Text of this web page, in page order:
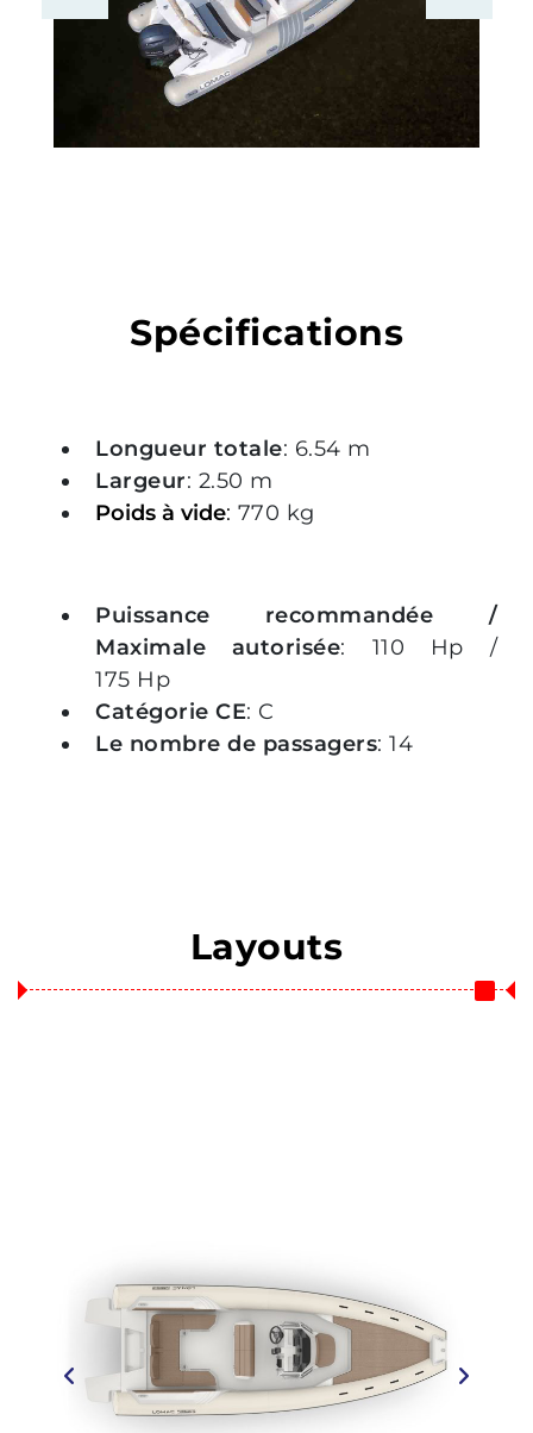
Spécifications
Longueur totale: 6.54 m
Largeur: 2.50 m
Poids à vide: 770 kg
Puissance recommandée /
Maximale autorisée: 110 Hp /
175 Hp
Catégorie CE: C
Le nombre de passagers: 14
Layouts